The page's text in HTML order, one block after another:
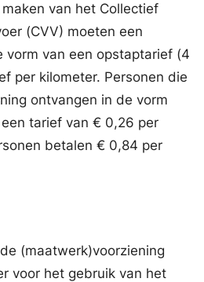
van het Collectief
(CVV) moeten een
vorm van een opstaptarief (4
per kilometer. Personen die
ontvangen in de vorm
tarief van € 0,26 per
betalen € 0,84 per
(maatwerk)voorziening
voor het gebruik van het